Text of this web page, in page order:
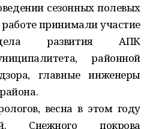
сезонных полевых
работе принимали участие
развития АПК
районной
главные инженеры
весна в этом году
Снежного покрова